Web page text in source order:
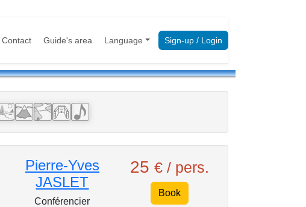
Contact Guide's area Language Sign-up / Login
Pierre-Yves
JASLET
Conférencier
25€ / pers.
Book